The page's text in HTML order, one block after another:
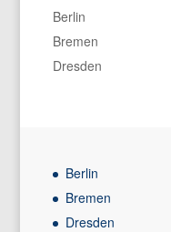
Berlin
Bremen
Dresden
Berlin
Bremen
Dresden